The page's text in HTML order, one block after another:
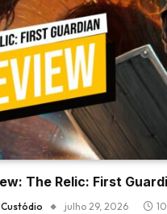
The Relic: First
julho 29, 2026